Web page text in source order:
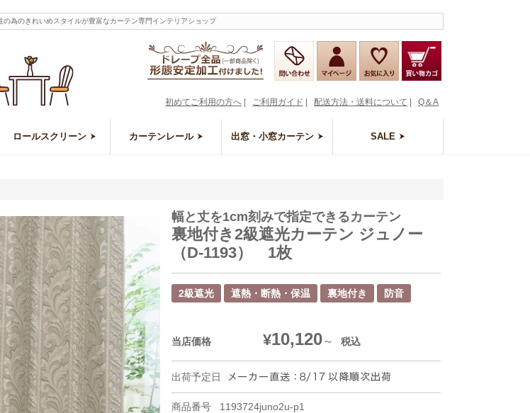
為のきれいめスタイルが豊富なカーテン専門インテリアショップ
Q＆A
配送方法・送料について
ご利用ガイド
初めてご利用の方へ
ロールスクリーン カーテンレール 出窓・小窓カーテン SALE
幅と丈を1cm刻みで指定できるカーテン
裏地付き2級遮光カーテン ジュノー
（D-1193） 1枚
2級遮光 遮熱・断熱・保温 裏地付き 防音
当店価格 ¥10,120 税込
出荷予定日
商品番号 1193724juno2u-p1